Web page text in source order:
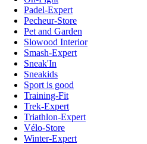
Padel-Expert
Pecheur-Store
Pet and Garden
Slowood Interior
Smash-Expert
Sneak'In
Sneakids
Sport is good
Training-Fit
Trek-Expert
Triathlon-Expert
Vélo-Store
Winter-Expert